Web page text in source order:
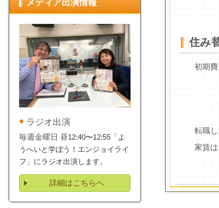
住み
初期
転職
家賃
メディア出演情報
ラジオ出演
毎週金曜日 昼12:40〜12:55「よ
うへいと学ぼう！エンジョイライ
フ」にラジオ出演します。
詳細はこちらへ